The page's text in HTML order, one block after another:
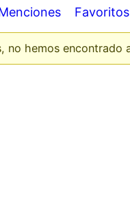
Favoritos
no hemos